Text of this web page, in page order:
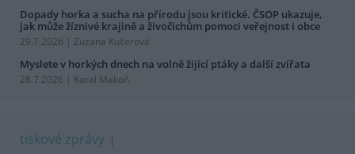
Dopady horka a sucha na přírodu jsou kritické. ČSOP ukazuje,
jak může žíznivé krajině a živočichům pomoci veřejnost i obce
29.7.2026 | Zuzana Kučerová
Myslete v horkých dnech na volně žijící ptáky a další zvířata
28.7.2026 | Karel Makoň
tiskové zprávy